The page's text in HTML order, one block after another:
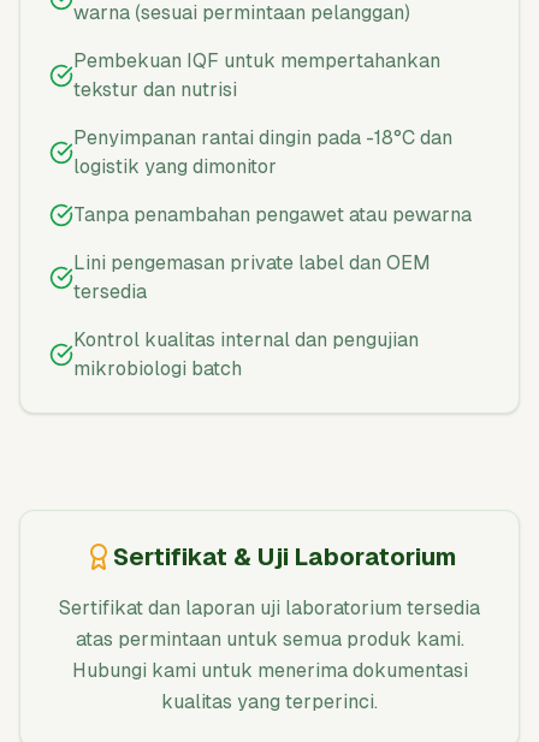
warna (sesuai permintaan pelanggan)
Pembekuan IQF untuk mempertahankan
tekstur dan nutrisi
Penyimpanan rantai dingin pada -18°C dan
logistik yang dimonitor
Tanpa penambahan pengawet atau pewarna
Lini pengemasan private label dan OEM
tersedia
Kontrol kualitas internal dan pengujian
mikrobiologi batch
Sertifikat & Uji Laboratorium
Sertifikat dan laporan uji laboratorium tersedia
atas permintaan untuk semua produk kami.
Hubungi kami untuk menerima dokumentasi
kualitas yang terperinci.